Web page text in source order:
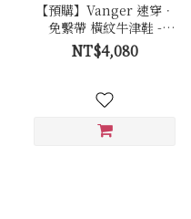
【預購】Vanger 速穿．
免繫帶 橫紋牛津鞋 -
Va301咖
NT$4,080